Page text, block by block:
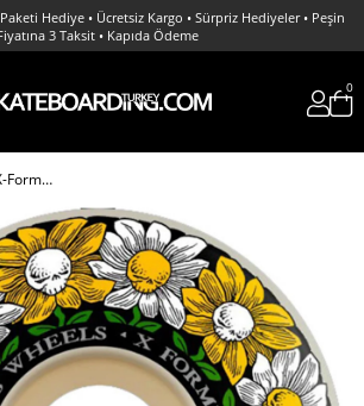
Hediye • Ücretsiz Kargo • Sürpriz Hediyeler • Peşin
3 Taksit • Kapıda Ödeme
0
Bones X-Formula Pushing Up Daisies 53 MM V1 Sidecut 99A Kaykay Tekerlek Seti